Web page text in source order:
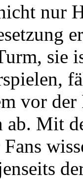
nur
sie
vor der
ab. Mit